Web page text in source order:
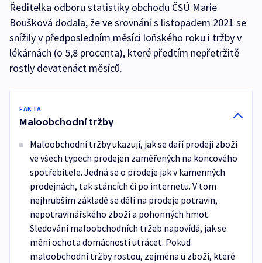
Ředitelka odboru statistiky obchodu ČSÚ Marie
Boušková dodala, že ve srovnání s listopadem 2021 se
snížily v předposledním měsíci loňského roku i tržby v
lékárnách (o 5,8 procenta), které předtím nepřetržitě
rostly devatenáct měsíců.
FAKTA
Maloobchodní tržby
Maloobchodní tržby ukazují, jak se daří prodeji zboží
ve všech typech prodejen zaměřených na koncového
spotřebitele. Jedná se o prodeje jak v kamenných
prodejnách, tak stáncích či po internetu. V tom
nejhrubším základě se dělí na prodeje potravin,
nepotravinářského zboží a pohonných hmot.
Sledování maloobchodních tržeb napovídá, jak se
mění ochota domácností utrácet. Pokud
maloobchodní tržby rostou, zejména u zboží, které